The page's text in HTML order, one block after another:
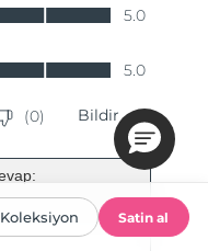
Koleksiyon Satin al